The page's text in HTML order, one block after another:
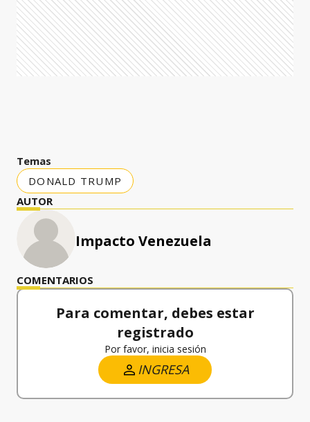
Temas
DONALD TRUMP
AUTOR
Impacto Venezuela
COMENTARIOS
Para comentar, debes estar
registrado
Por favor, inicia sesión
INGRESA